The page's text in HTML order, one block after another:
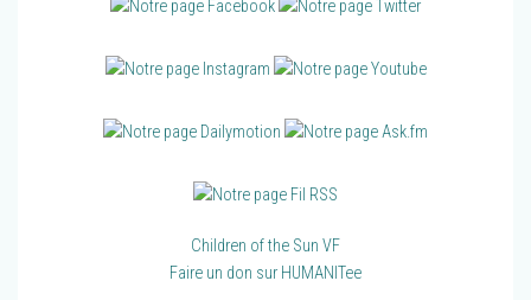
Children of the Sun VF
Faire un don sur HUMANITee